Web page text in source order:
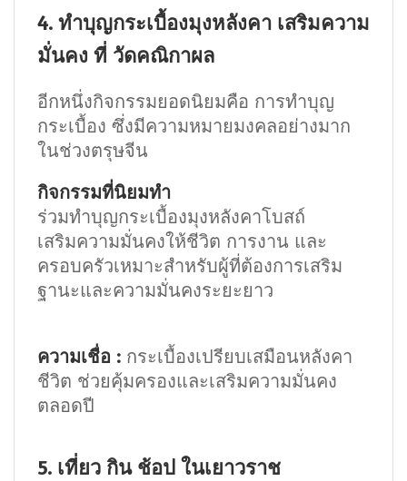
4. ทำบุญกระเบื้องมุงหลังคา เสริมความ
มั่นคง ที่ วัดคณิกาผล
อีกหนึ่งกิจกรรมยอดนิยมคือ การทำบุญ
กระเบื้อง ซึ่งมีความหมายมงคลอย่างมาก
ในช่วงตรุษจีน
กิจกรรมที่นิยมทำ
ร่วมทำบุญกระเบื้องมุงหลังคาโบสถ์
เสริมความมั่นคงให้ชีวิต การงาน และ
ครอบครัวเหมาะสำหรับผู้ที่ต้องการเสริม
ฐานะและความมั่นคงระยะยาว
ความเชื่อ : กระเบื้องเปรียบเสมือนหลังคา
ชีวิต ช่วยคุ้มครองและเสริมความมั่นคง
ตลอดปี
5. เที่ยว กิน ช้อป ในเยาวราช